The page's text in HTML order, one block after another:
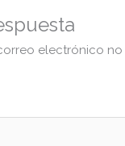
electrónico no